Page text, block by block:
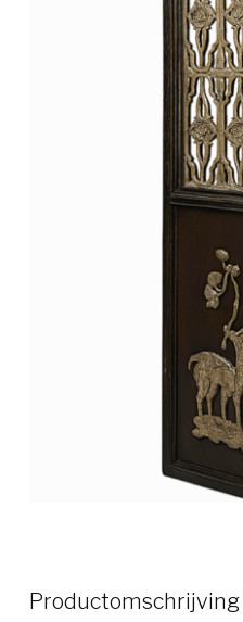
Productomschrijving